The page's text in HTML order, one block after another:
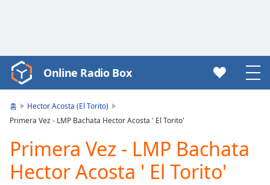
Video
Player
loading.
Video
Play
Skip
Backward
Online Radio Box
홈
Hector Acosta (El Torito)
Primera Vez - LMP Bachata Hector Acosta ' El Torito'
Primera Vez - LMP Bachata
Hector Acosta ' El Torito'